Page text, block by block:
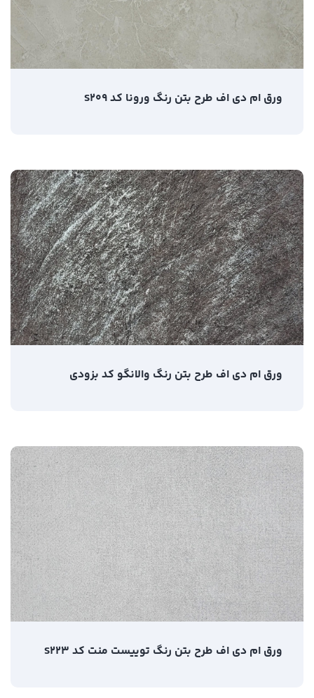
ورق ام دی اف طرح بتن رنگ ورونا کد S209
ورق ام دی اف طرح بتن رنگ والانگو کد بزودی
ورق ام دی اف طرح بتن رنگ توییست منت کد S223